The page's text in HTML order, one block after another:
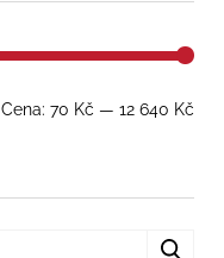
Cena: 70 Kč — 12 640 Kč